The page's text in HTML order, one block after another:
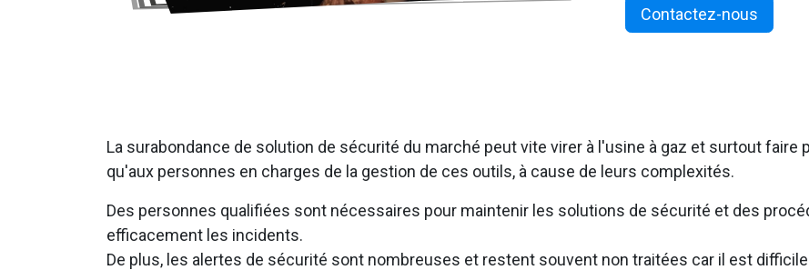
Contactez-nous
La surabondance de solution de sécurité du marché peut vite virer à l'usine à gaz et surtout faire
qu'aux personnes en charges de la gestion de ces outils, à cause de leurs complexités.
Des personnes qualifiées sont nécessaires pour maintenir les solutions de sécurité et des
efficacement les incidents.
De plus, les alertes de sécurité sont nombreuses et restent souvent non traitées car il est